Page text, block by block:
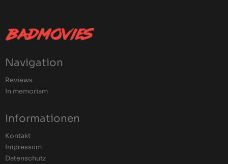
Navigation
Reviews
In memoriam
Informationen
Kontakt
Impressum
Datenschutz